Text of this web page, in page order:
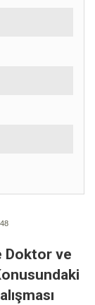
Doktor ve